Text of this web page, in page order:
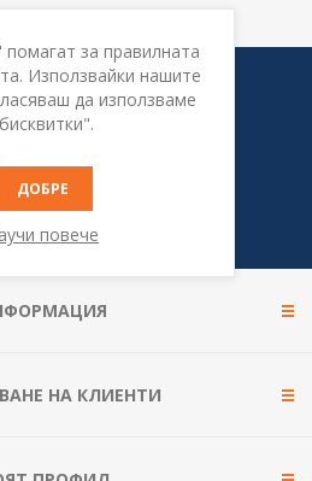
Бюлетин
НА КЛИЕНТИ
помагат за правилната
Използвайки нашите
да използваме
ДОБРЕ
повече